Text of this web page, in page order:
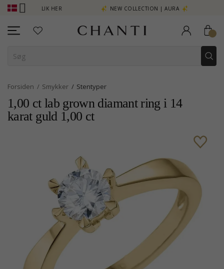
- KLIK HER NEW COLLECTION | AURA
Forsiden Smykker Stentyper
1,00 ct lab grown diamant ring i 14
karat guld 1,00 ct